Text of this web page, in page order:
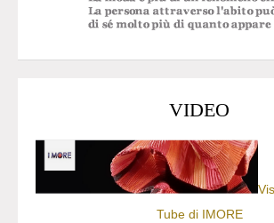
VIDEO
Tube di IMORE